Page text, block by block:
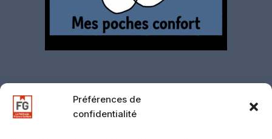
Préférences de
confidentialité